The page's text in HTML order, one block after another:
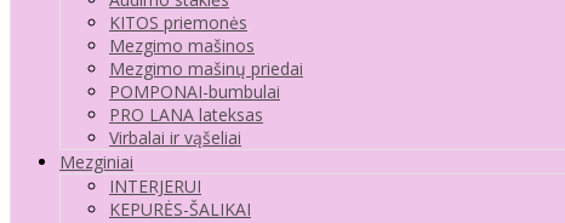
KITOS priemonės
Mezgimo mašinos
Mezgimo mašinų priedai
POMPONAI-bumbulai
PRO LANA lateksas
Virbalai ir vąšeliai
Mezginiai
INTERJERUI
KEPURĖS-ŠALIKAI